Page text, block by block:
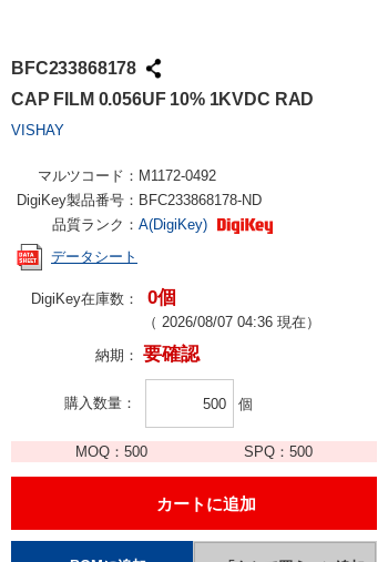
BFC233868178
CAP FILM 0.056UF 10% 1KVDC RAD
VISHAY
マルツコード： M1172-0492
DigiKey製品番号： BFC233868178-ND
品質ランク： A(DigiKey)
データシート
DigiKey在庫数： 0個
（ 2026/08/07 04:36 現在）
納期： 要確認
購入数量 個
MOQ：500 SPQ： 500